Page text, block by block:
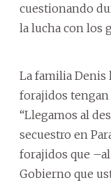
cuestionando
la lucha con los
La familia Denis
forajidos tengan
“Llegamos al
secuestro en
forajidos que
Gobierno que